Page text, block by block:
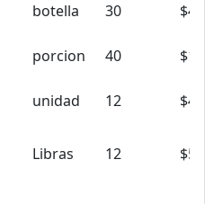
botella 30
porcion 40
unidad 12
Libras 12